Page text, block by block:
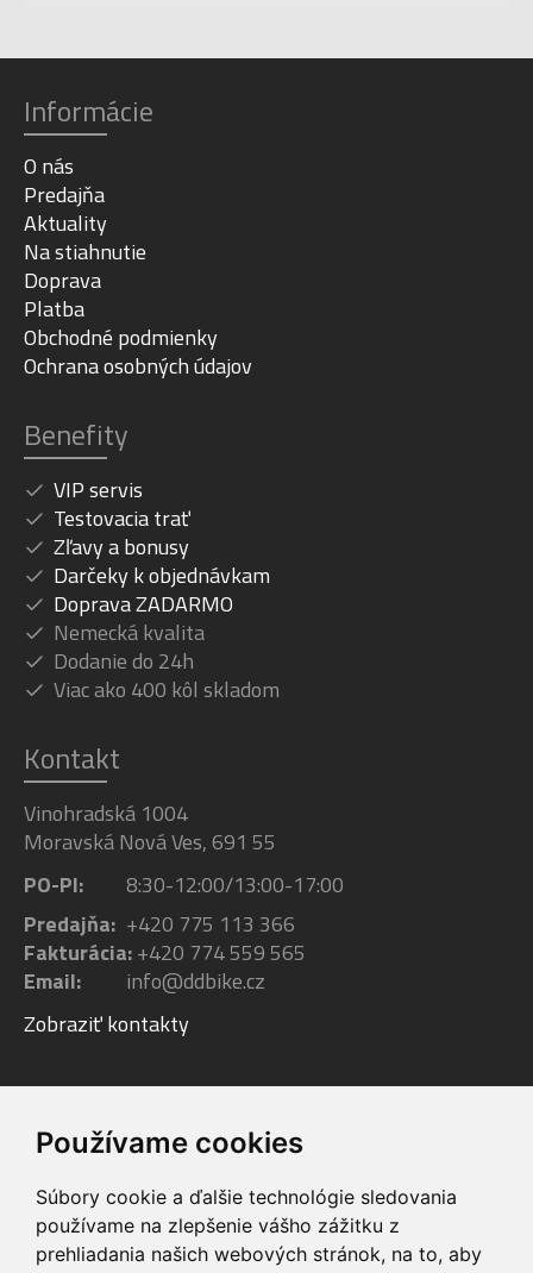
Používame cookies
Súbory cookie a ďalšie technológie sledovania
používame na zlepšenie vášho zážitku z
prehliadania našich webových stránok, na to, aby
Informácie
O nás
Predajňa
Aktuality
Na stiahnutie
Doprava
Platba
Obchodné podmienky
Ochrana osobných údajov
Benefity
VIP servis
Testovacia trať
Zľavy a bonusy
Darčeky k objednávkam
Doprava ZADARMO
Nemecká kvalita
Dodanie do 24h
Viac ako 400 kôl skladom
Kontakt
Vinohradská 1004
Moravská Nová Ves, 691 55
PO-PI:
8:30-12:00/13:00-17:00
Predajňa: +420 775 113 366
Fakturácia:+420 774 559 565
Email:
info@ddbike.cz
Zobraziť kontakty
Facebook Instagram